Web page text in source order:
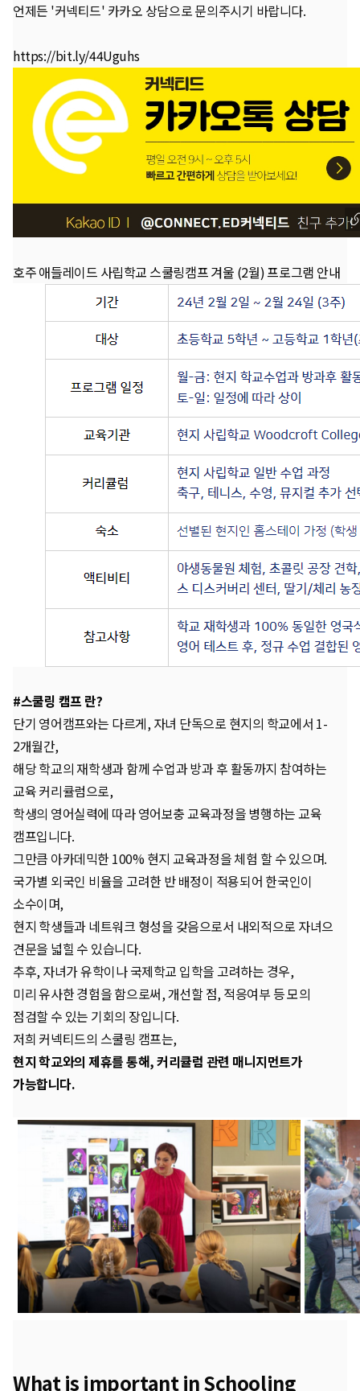
언제든 '커넥티드' 카카오 상담으로 문의주시기 바랍니다.
https://bit.ly/44Uguhs
호주 애들레이드 사립학교 스쿨링캠프 겨울 (2월) 프로그램 안내
#스쿨링 캠프 란?
단기 영어캠프와는 다르게, 자녀 단독으로 현지의 학교에서 1-
2개월간,
해당 학교의 재학생과 함께 수업과 방과 후 활동까지 참여하는
교육 커리큘럼으로,
학생의 영어실력에 따라 영어보충 교육과정을 병행하는 교육
캠프입니다.
그만큼 아카데믹한 100% 현지 교육과정을 체험 할 수 있으며.
국가별 외국인 비율을 고려한 반 배정이 적용되어 한국인이
소수이며,
현지 학생들과 네트워크 형성을 갖음으로서 내외적으로 자녀으
견문을 넓힐 수 있습니다.
추후, 자녀가 유학이나 국제학교 입학을 고려하는 경우,
미리 유사한 경험을 함으로써, 개선할 점, 적응여부 등 모의
점검할 수 있는 기회의 장입니다.
저희 커넥티드의 스쿨링 캠프는,
현지 학교와의 제휴를 통해, 커리큘럼 관련 매니지먼트가
가능합니다.
What is important in Schooling